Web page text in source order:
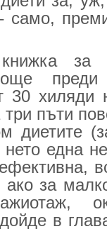
само,
за
още
30 хиляди
три пъти
диетите
нето една
за
в